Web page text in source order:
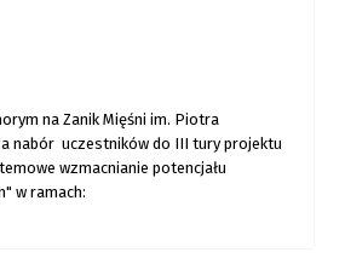
na Zanik Mięśni im. Piotra
nabór uczestników do III tury projektu
wzmacnianie potencjału
w ramach: